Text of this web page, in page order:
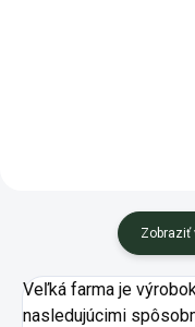
Zobraziť
Veľká farma je
nasledujúcimi